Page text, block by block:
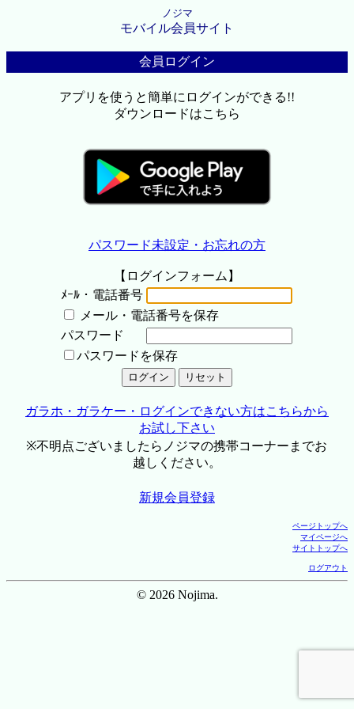
ノジマ
モバイル会員サイト
会員ログイン
アプリを使うと簡単にログインができる!!
ダウンロードはこちら
パスワード未設定・お忘れの方
【ログインフォーム】
ﾒｰﾙ・電話番号
メール・電話番号を保存
パスワード
パスワードを保存
ガラホ・ガラケー・ログインできない方はこちらから
お試し下さい
※不明点ございましたらノジマの携帯コーナーまでお
越しください。
新規会員登録
ページトップへ
マイページへ
サイトトップへ
ログアウト
© 2026 Nojima.